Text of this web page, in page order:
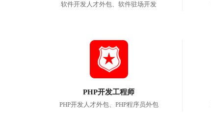
软件开发人才外包、软件驻场开发
PHP开发工程师
PHP开发人才外包、PHP程序员外包